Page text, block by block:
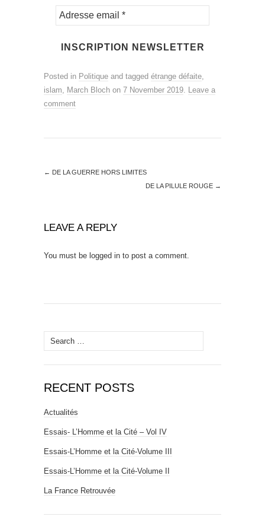
Posted in Politique and tagged étrange défaite,
islam, March Bloch on 7 November 2019. Leave a
comment
← DE LA GUERRE HORS LIMITES
DE LA PILULE ROUGE →
LEAVE A REPLY
You must be logged in to post a comment.
Search
for:
RECENT POSTS
Actualités
Essais- L’Homme et la Cité – Vol IV
Essais-L’Homme et la Cité-Volume III
Essais-L’Homme et la Cité-Volume II
La France Retrouvée